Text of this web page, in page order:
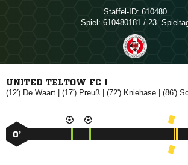
Staffel-ID: 610480
Spiel: 610480181 / 23.
UNITED TELTOW FC I
(12')   | (17')  | (72')  | (86')
0’